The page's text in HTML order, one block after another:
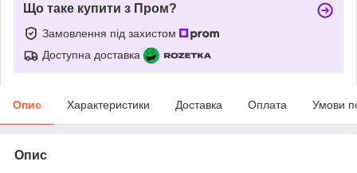
Що таке купити з Пром?
Замовлення під захистом
Доступна доставка
Опис Характеристики Доставка Оплата Умови
Опис